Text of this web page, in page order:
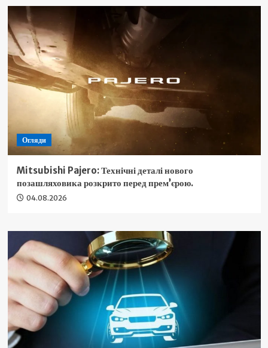
Огляди
Mitsubishi Pajero: Технічні деталі нового
позашляховика розкрито перед прем’єрою.
04.08.2026